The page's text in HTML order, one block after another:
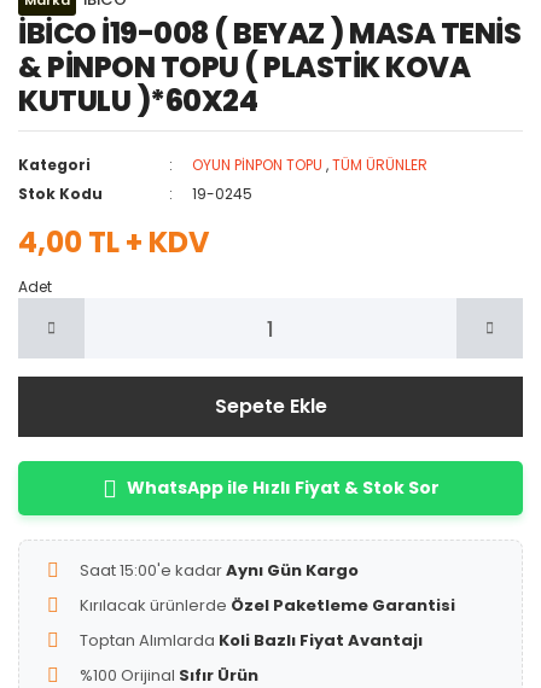
İBİCO İ19-008 ( BEYAZ ) MASA TENİS
& PİNPON TOPU ( PLASTİK KOVA
KUTULU )*60X24
Kategori OYUN PİNPON TOPU ,TÜM ÜRÜNLER
Stok Kodu
19-0245
4,00 TL + KDV
Adet
Sepete Ekle
WhatsApp ile Hızlı Fiyat & Stok Sor
Saat 15:00'e kadarAynı Gün Kargo
Kırılacak ürünlerde Özel Paketleme Garantisi
Toptan Alımlarda Koli Bazlı Fiyat Avantajı
%100 Orijinal Sıfır Ürün